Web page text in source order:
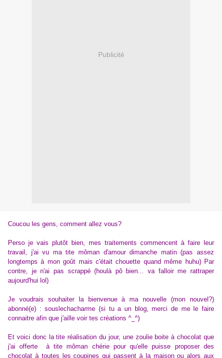
Publicité
Coucou les gens, comment allez vous?
Perso je vais plutôt bien, mes traitements commencent à faire leur
travail, j'ai vu ma tite môman d'amour dimanche matin (pas assez
longtemps à mon goût mais c'était chouette quand même huhu) Par
contre, je n'ai pas scrappé (houlà pô bien... va falloir me rattraper
aujourd'hui lol)
Je voudrais souhaiter la bienvenue à ma nouvelle (mon nouvel?)
abonné(e) : souslechacharme (si tu a un blog, merci de me le faire
connaitre afin que j'aille voir tes créations ^_^)
Et voici donc la tite réalisation du jour, une zoulie boite à chocolat que
j'ai offerte à tite môman chérie pour qu'elle puisse proposer des
chocolat à toutes les coupines qui passent à la maison ou alors aux